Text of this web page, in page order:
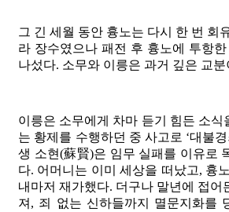
그 긴 세월 동안 흉노는 다시 한 번 회
라 장수였으나 패전 후 흉노에 투항
나섰다. 소무와 이릉은 과거 깊은 교
이릉은 소무에게 차마 듣기 힘든 소식
는 황제를 수행하던 중 사고로 ‘대불
생 소현(蘇賢)은 임무 실패를 이유로
다. 어머니는 이미 세상을 떠났고, 흉
내마저 재가했다. 더구나 말년에 접어
져, 죄 없는 신하들까지 멸문지화를